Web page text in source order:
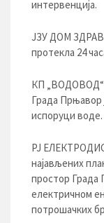
интервенција.
ЈЗУ ДОМ
протекла 24
КП „ВОДОВОД“
Града Прњавор
испоруци воде.
РЈ
најављених
простор Града
електричном
потрошачких